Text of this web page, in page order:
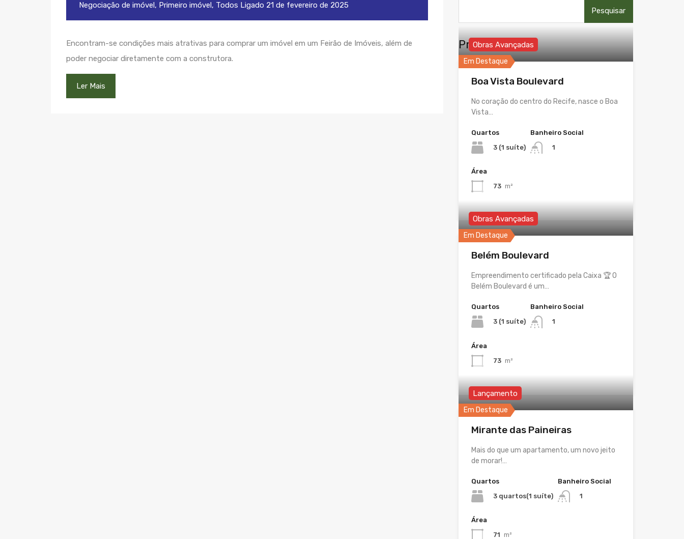
Negociação de imóvel, Primeiro imóvel, Todos Ligado 21 de fevereiro de 2025
Encontram-se condições mais atrativas para comprar um imóvel em um Feirão de Imóveis, além de
poder negociar diretamente com a construtora.
Ler Mais
por:
Propriedades
Em Destaque
Obras Avançadas
Boa Vista Boulevard
No coração do centro do Recife, nasce o Boa
Vista…
Quartos
3 (1 suíte)
Banheiro Social
1
Área
73 m²
Em Destaque
Obras Avançadas
Belém Boulevard
Empreendimento certificado pela Caixa 🏆 O
Belém Boulevard é um…
Quartos
3 (1 suíte)
Banheiro Social
1
Área
73 m²
Em Destaque
Lançamento
Mirante das Paineiras
Mais do que um apartamento, um novo jeito
de morar!…
Quartos
3 quartos(1 suíte)
Banheiro Social
1
Área
71 m²